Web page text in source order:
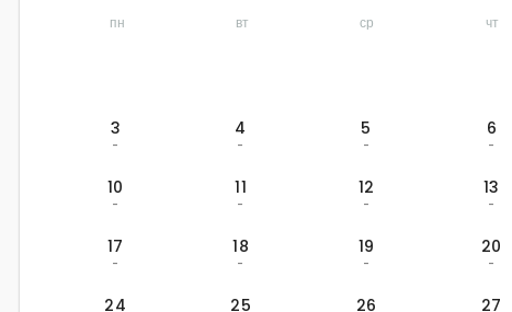
пн вт ср чт
3
-
4
-
5
-
6
-
10
-
11
-
12
-
13
-
17
-
18
-
19
-
20
-
24 25 26 27